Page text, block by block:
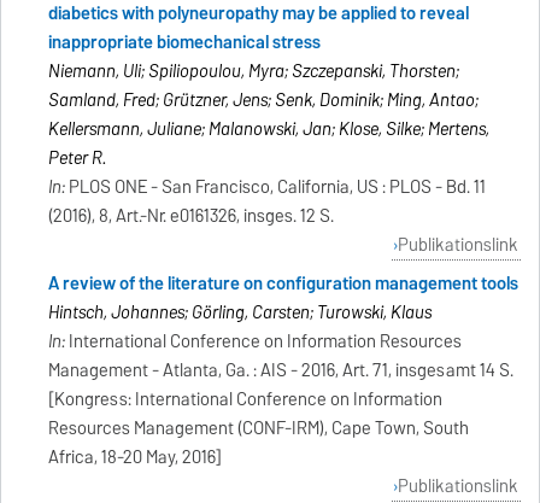
diabetics with polyneuropathy may be applied to reveal
inappropriate biomechanical stress
Niemann, Uli; Spiliopoulou, Myra; Szczepanski, Thorsten;
Samland, Fred; Grützner, Jens; Senk, Dominik; Ming, Antao;
Kellersmann, Juliane; Malanowski, Jan; Klose, Silke; Mertens,
Peter R.
In:PLOS ONE - San Francisco, California, US : PLOS - Bd. 11
(2016), 8, Art.-Nr. e0161326, insges. 12 S.
Publikationslink
A review of the literature on configuration management tools
Hintsch, Johannes; Görling, Carsten; Turowski, Klaus
In:International Conference on Information Resources
Management - Atlanta, Ga. : AIS - 2016, Art. 71, insgesamt 14 S.
[Kongress: International Conference on Information
Resources Management (CONF-IRM), Cape Town, South
Africa, 18-20 May, 2016]
Publikationslink